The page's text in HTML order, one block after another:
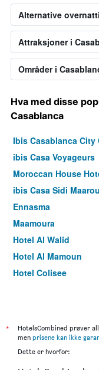
Alternative
Attraksjoner i
Områder i
Hva med disse
Casablanca
Ibis Casablanca City
ibis Casa Voyageurs
Moroccan House
ibis Casa Sidi
Ennasma
Maamoura
Hotel Al Walid
Hotel Al Mamoun
Hotel Colisee
*
HotelsCombined prøver
men prisene kan ikke
Dette er hvorfor: